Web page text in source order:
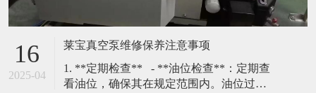
16
2025-04
莱宝真空泵维修保养注意事项
​1. **定期检查** - **油位检查**：定期查
看油位，确保其在规定范围内。油位过低